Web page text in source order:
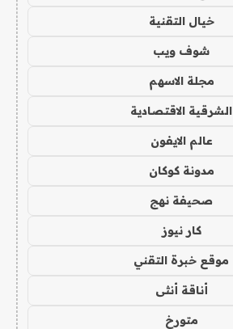
خيال التقنية
شوف ويب
مجلة الاسهم
الشرقية الاقتصادية
عالم الايفون
مدونة كوكان
صحيفة نهج
كار نيوز
موقع خبرة التقني
أناقة أنثى
متورخ